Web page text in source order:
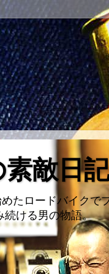
敵日記
たロードバイクで
続ける男の物語。